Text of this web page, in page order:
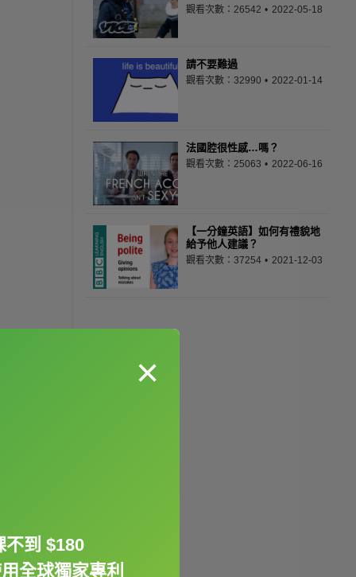
觀看次數：26542 2022-05-18
請不要難過
觀看次數：32990 2022-01-14
法國腔很性感…嗎？
觀看次數：25063 2022-06-16
【一分鐘英語】如何有禮貌地
給予他人建議？
觀看次數：37254 2021-12-03
×
不到 $180
全球獨家專利